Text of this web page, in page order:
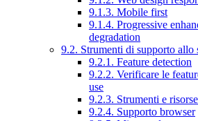
9.1.3. Mobile first
9.1.4. Progressive
degradation
9.2. Strumenti di supporto
9.2.1. Feature detection
9.2.2. Verificare le
use
9.2.3. Strumenti e
9.2.4. Supporto browser